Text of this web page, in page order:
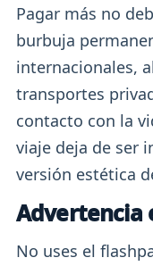
Pagar más no
burbuja
internacionales,
transportes
contacto con la
viaje deja de ser
versión estética
Advertencia
No uses el